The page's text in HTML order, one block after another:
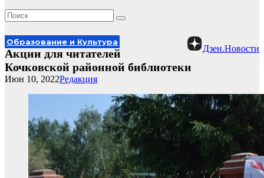
Дзен.Новости
Образование и Культура
Акции для читателей
Кочковской районной библиотеки
Редакция
Июн 10, 2022